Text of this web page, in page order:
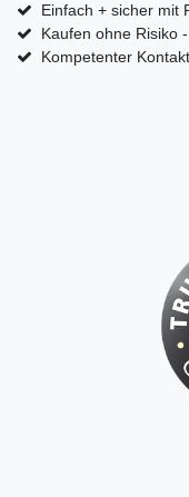
Einfach + sicher mit
Kaufen ohne Risiko
Kompetenter